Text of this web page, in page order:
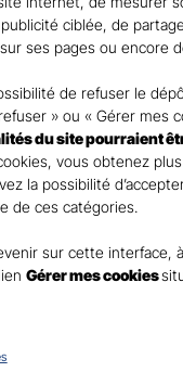
ciblée, de
ses pages ou encore
de refuser le
» ou « Gérer mes
du site pourraient
vous obtenez
la possibilité
de ces catégories.
sur cette interface,
Gérer mes cookies